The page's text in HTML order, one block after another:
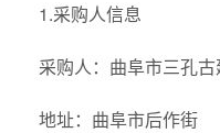
1.采购人信息
采购人：曲阜市三孔
地址：曲阜市后作街